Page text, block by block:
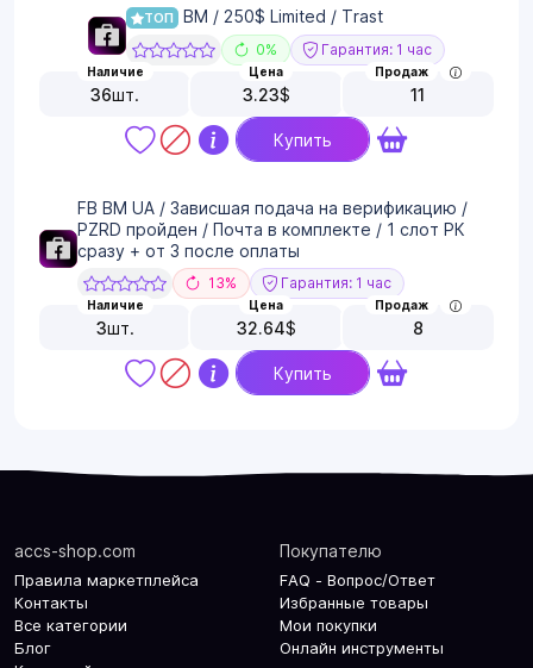
ТОП BM / 250$ Limited / Trast
0% Гарантия: 1 час
Наличие
36шт.
Цена
3.23$
Продаж
11
Купить
FB BM UA / Зависшая подача на верификацию /
PZRD пройден / Почта в комплекте / 1 слот РК
сразу + от 3 после оплаты
13% Гарантия: 1 час
Наличие
3шт.
Цена
32.64$
Продаж
8
Купить
accs-shop.com
Правила маркетплейса
Контакты
Все категории
Блог
Покупателю
FAQ - Вопрос/Ответ
Избранные товары
Мои покупки
Онлайн инструменты